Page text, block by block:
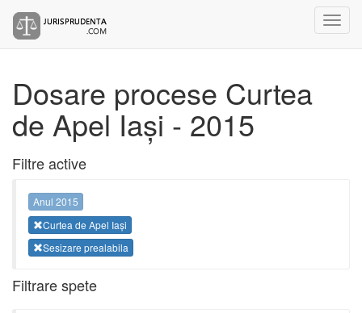
Dosare procese Curtea
de Apel Iași - 2015
Filtre active
Anul 2015
Curtea de Apel Iași
Sesizare prealabila
Filtrare spete